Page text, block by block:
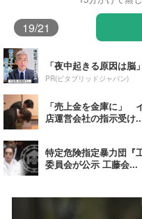
19/21
「夜中起きる原因は
PR(ビタブリッドジャパン)
「売上金を金庫に」
店運営会社の指示受け
特定危険指定暴力団『
委員会が公示 工藤会...